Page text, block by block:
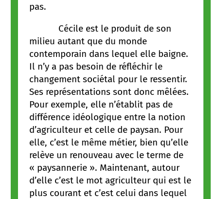
pas.
Cécile est le produit de son
milieu autant que du monde
contemporain dans lequel elle baigne.
Il n’y a pas besoin de réfléchir le
changement sociétal pour le ressentir.
Ses représentations sont donc mêlées.
Pour exemple, elle n’établit pas de
différence idéologique entre la notion
d’agriculteur et celle de paysan. Pour
elle, c’est le même métier, bien qu’elle
relève un renouveau avec le terme de
« paysannerie ». Maintenant, autour
d’elle c’est le mot agriculteur qui est le
plus courant et c’est celui dans lequel